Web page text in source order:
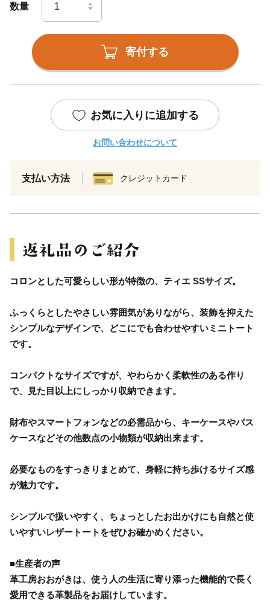
数量
寄付する
お気に入りに追加する
お問い合わせについて
支払い方法 クレジットカード
コロンとした可愛らしい形が特徴の、ティエ SSサイズ。
ふっくらとしたやさしい雰囲気がありながら、装飾を抑えた
シンプルなデザインで、どこにでも合わせやすいミニトート
です。
コンパクトなサイズですが、やわらかく柔軟性のある作り
で、見た目以上にしっかり収納できます。
財布やスマートフォンなどの必需品から、キーケースやパス
ケースなどその他数点の小物類が収納出来ます。
必要なものをすっきりまとめて、身軽に持ち歩けるサイズ感
が魅力です。
シンプルで扱いやすく、ちょっとしたお出かけにも自然と使
いやすいレザートートをぜひお確かめください。
■生産者の声
革工房おおがきは、使う人の生活に寄り添った機能的で長く
愛用できる革製品をお届けしています。